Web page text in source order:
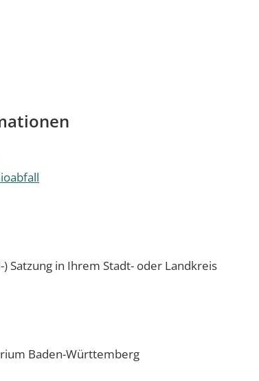
Satzung in Ihrem Stadt- oder Landkreis
Baden-Württemberg